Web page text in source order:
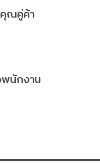
ณคู่ค้า
พนักงาน